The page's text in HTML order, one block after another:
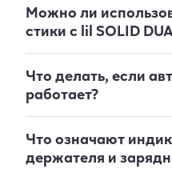
Можно ли
стики с lil SOLID
Что делать, если
работает?
Что означают
держателя и